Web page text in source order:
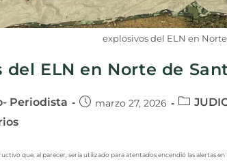
explosivos del ELN en
del ELN en Norte de
Periodista marzo 27, 2026
que, al parecer, sería utilizado para atentados encendió las alertas